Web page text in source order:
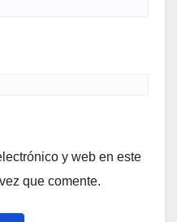
y web en este
que comente.